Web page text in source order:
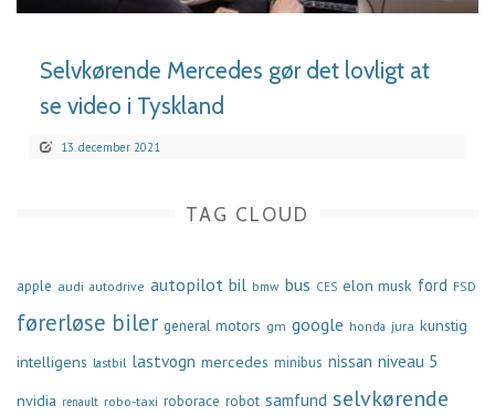
Selvkørende Mercedes gør det lovligt at
se video i Tyskland
13. december 2021
TAG CLOUD
apple audi autodrive autopilot bil bmw bus CES elon musk ford FSD
førerløse biler general motors gm google honda jura kunstig
intelligens lastbil lastvogn mercedes minibus nissan niveau 5
nvidia renault robo-taxi roborace robot samfund selvkørende